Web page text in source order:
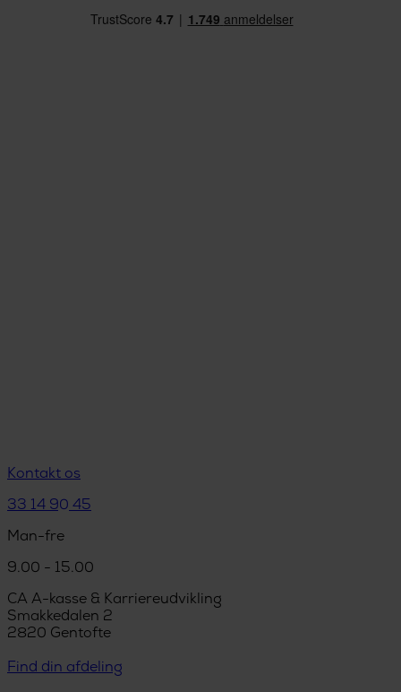
Kontakt os
33 14 90 45
Man-fre
9.00 - 15.00
CA A-kasse & Karriereudvikling
Smakkedalen 2
2820 Gentofte
Find din afdeling